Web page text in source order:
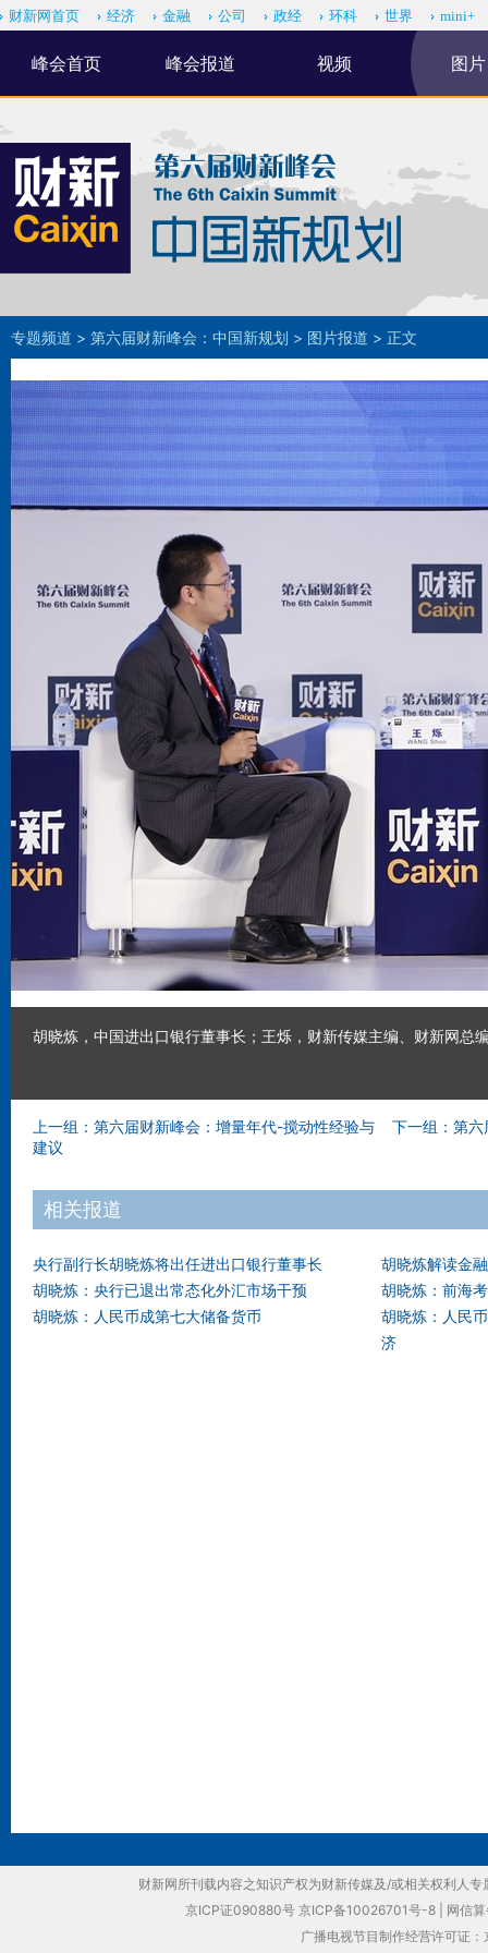
财新网首页 经济 金融 公司 政经 环科 世界 mini+
峰会首页 峰会报道 视频 图片
专题频道 > 第六届财新峰会：中国新规划 > 图片报道 > 正文
胡晓炼，中国进出口银行董事长；王烁，财新传媒主编、财新网总
上一组：第六届财新峰会：增量年代-搅动性经验与
建议
下一组：第六
相关报道
央行副行长胡晓炼将出任进出口银行董事长
胡晓炼：央行已退出常态化外汇市场干预
胡晓炼：人民币成第七大储备货币
胡晓炼解读金
胡晓炼：前海
胡晓炼：人民
济
财新网所刊载内容之知识产权为财新传媒及/或相关权利人
京ICP证090880号 京ICP备10026701号-8
网信
广播电视节目制作经营许可证